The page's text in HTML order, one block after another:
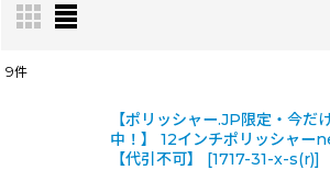
9件
【ポリッシャー.JP限定・今だ
中！】 12インチポリッシャー
【代引不可】
[1717-31-x-s(r)]